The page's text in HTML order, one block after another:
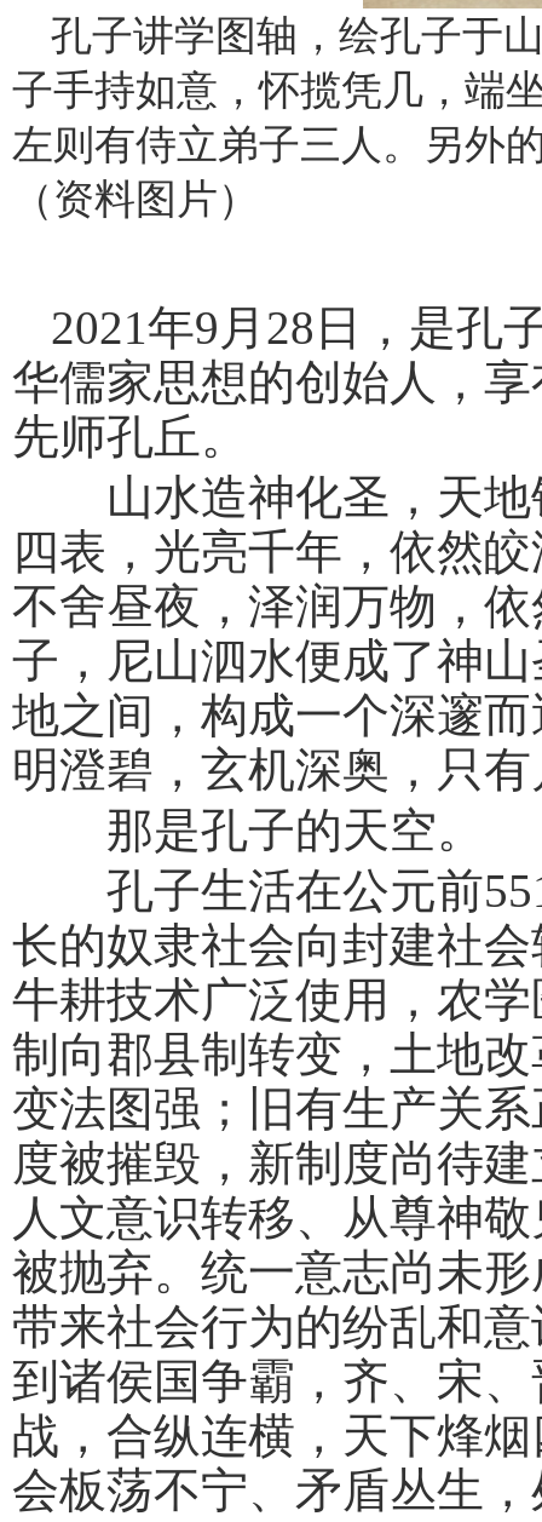
孔子讲学图轴，绘孔子于
子手持如意，怀揽凭几，端
左则有侍立弟子三人。另外
（资料图片）
2021年9月28日，是孔
华儒家思想的创始人，
先师孔丘。
山水造神化圣，天地
四表，光亮千年，依然
不舍昼夜，泽润万物，
子，尼山泗水便成了神
地之间，构成一个深邃
明澄碧，玄机深奥，只
那是孔子的天空。
孔子生活在公元前
长的奴隶社会向封建社
牛耕技术广泛使用，农
制向郡县制转变，土地
变法图强；旧有生产关
度被摧毁，新制度尚待
人文意识转移、从尊神
被抛弃。统一意志尚未
带来社会行为的纷乱和
到诸侯国争霸，齐、宋
战，合纵连横，天下烽
会板荡不宁、矛盾丛生